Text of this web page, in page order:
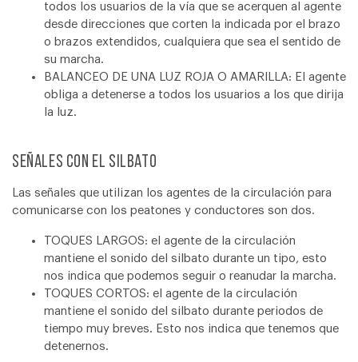
todos los usuarios de la vía que se acerquen al agente
desde direcciones que corten la indicada por el brazo
o brazos extendidos, cualquiera que sea el sentido de
su marcha.
BALANCEO DE UNA LUZ ROJA O AMARILLA: El agente
obliga a detenerse a todos los usuarios a los que dirija
la luz.
Señales con el silbato
Las señales que utilizan los agentes de la circulación para
comunicarse con los peatones y conductores son dos.
TOQUES LARGOS: el agente de la circulación
mantiene el sonido del silbato durante un tipo, esto
nos indica que podemos seguir o reanudar la marcha.
TOQUES CORTOS: el agente de la circulación
mantiene el sonido del silbato durante periodos de
tiempo muy breves. Esto nos indica que tenemos que
detenernos.